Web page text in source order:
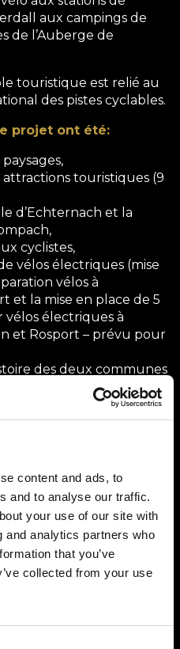
content and ads, to
and to analyse our traffic.
your use of our site with
and analytics partners who
that you’ve
collected from your use
aux campings de
de l’Auberge de
touristique est relié au
des pistes cyclables.
projet ont été:
attractions touristiques (9
d’Echternach et la
cyclistes,
vélos électriques (mise
vélos à
et la mise en place de 5
électriques à
et Rosport – prévu pour
des deux communes
de
d’accumulateurs de
Tudor et le présent
Rosport.
très positifs.
faire le tour dans les
cyclables nationales
sont fortement